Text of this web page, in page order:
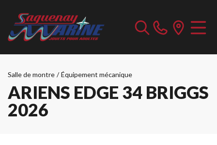
Salle de montre / Équipement mécanique
ARIENS EDGE 34 BRIGGS
2026